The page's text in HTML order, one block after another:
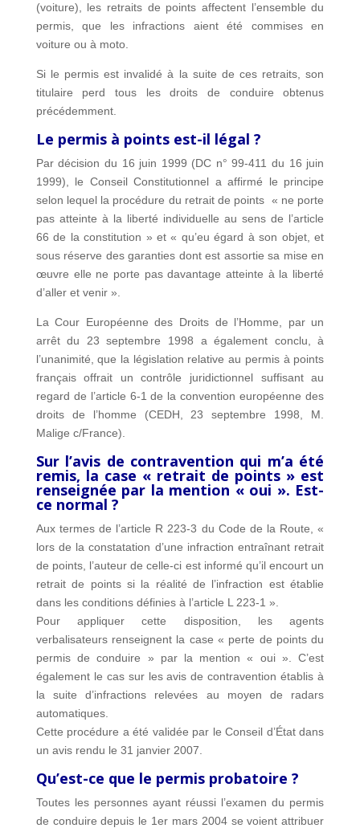
(voiture), les retraits de points affectent l’ensemble du
permis, que les infractions aient été commises en
voiture ou à moto.
Si le permis est invalidé à la suite de ces retraits, son
titulaire perd tous les droits de conduire obtenus
précédemment.
Le permis à points est-il légal ?
Par décision du 16 juin 1999 (DC n° 99-411 du 16 juin
1999), le Conseil Constitutionnel a affirmé le principe
selon lequel la procédure du retrait de points « ne porte
pas atteinte à la liberté individuelle au sens de l’article
66 de la constitution » et « qu’eu égard à son objet, et
sous réserve des garanties dont est assortie sa mise en
œuvre elle ne porte pas davantage atteinte à la liberté
d’aller et venir ».
La Cour Européenne des Droits de l’Homme, par un
arrêt du 23 septembre 1998 a également conclu, à
l’unanimité, que la législation relative au permis à points
français offrait un contrôle juridictionnel suffisant au
regard de l’article 6-1 de la convention européenne des
droits de l’homme (CEDH, 23 septembre 1998, M.
Malige c/France).
Sur l’avis de contravention qui m’a été
remis, la case « retrait de points » est
renseignée par la mention « oui ». Est-
ce normal ?
Aux termes de l’article R 223-3 du Code de la Route, «
lors de la constatation d’une infraction entraînant retrait
de points, l’auteur de celle-ci est informé qu’il encourt un
retrait de points si la réalité de l’infraction est établie
dans les conditions définies à l’article L 223-1 ».
Pour appliquer cette disposition, les agents
verbalisateurs renseignent la case « perte de points du
permis de conduire » par la mention « oui ». C’est
également le cas sur les avis de contravention établis à
la suite d’infractions relevées au moyen de radars
automatiques.
Cette procédure a été validée par le Conseil d’État dans
un avis rendu le 31 janvier 2007.
Qu’est-ce que le permis probatoire ?
Toutes les personnes ayant réussi l’examen du permis
de conduire depuis le 1er mars 2004 se voient attribuer